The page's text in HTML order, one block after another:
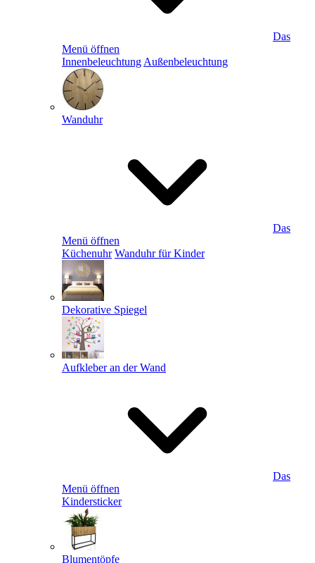
Das
Menü öffnen
Innenbeleuchtung Außenbeleuchtung
Wanduhr
Das
Menü öffnen
Küchenuhr Wanduhr für Kinder
Dekorative Spiegel
Aufkleber an der Wand
Das
Menü öffnen
Kindersticker
Blumentöpfe